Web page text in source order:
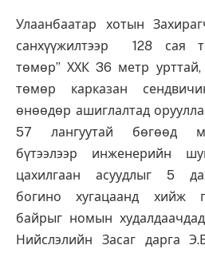
Улаанбаатар хотын
санхүүжилтээр 128 сая
төмөр” ХХК 36 метр
төмөр карказан
өнөөдөр ашиглалтад
57 лангуутай бөгөөд
бүтээлээр инженерийн
цахилгаан асуудлыг 5
богино хугацаанд хийж
байрыг номын
Нийслэлийн Засаг дарга